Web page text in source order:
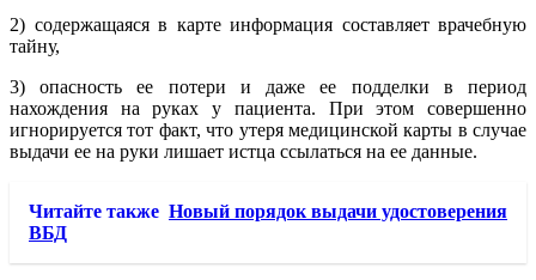
2) содержащаяся в карте информация составляет врачебную
тайну,
3) опасность ее потери и даже ее подделки в период
нахождения на руках у пациента. При этом совершенно
игнорируется тот факт, что утеря медицинской карты в случае
выдачи ее на руки лишает истца ссылаться на ее данные.
Читайте также Новый порядок выдачи удостоверения
ВБД